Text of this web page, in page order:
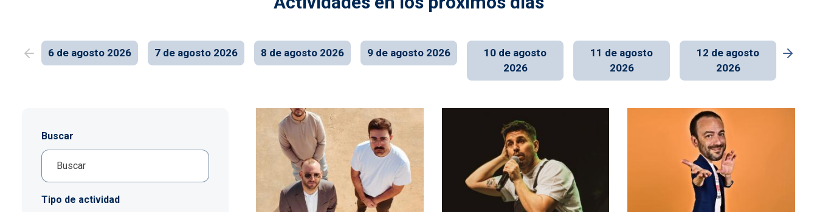
6 de agosto 2026 7 de agosto 2026 8 de agosto 2026 9 de agosto 2026
10 de agosto
2026
11 de agosto
2026
12 de agosto
2026
Buscar
Tipo de actividad